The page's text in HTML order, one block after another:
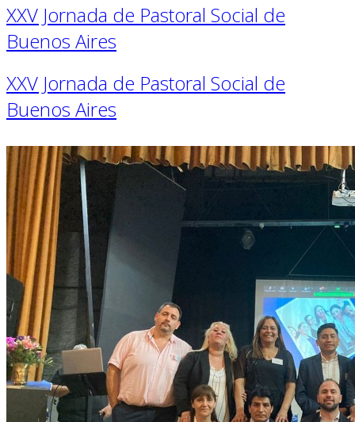
XXV Jornada de Pastoral Social de
Buenos Aires
XXV Jornada de Pastoral Social de
Buenos Aires